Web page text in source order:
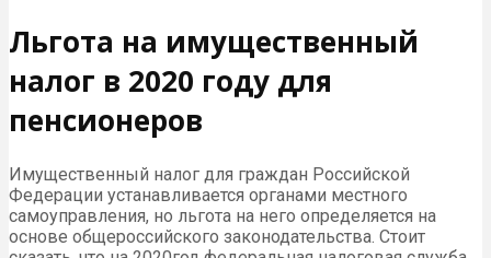
Льгота на имущественный
налог в 2020 году для
пенсионеров
Имущественный налог для граждан Российской
Федерации устанавливается органами местного
самоуправления, но льгота на него определяется на
основе общероссийского законодательства. Стоит